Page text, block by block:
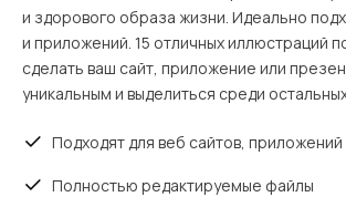
и здорового образа жизни. Идеально
и приложений. 15 отличных иллюстраций
сделать ваш сайт, приложение или
уникальным и выделиться среди
Подходят для веб сайтов,
Полностью редактируемые файлы